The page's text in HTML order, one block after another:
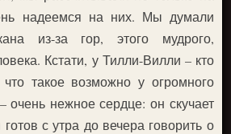
надеемся на них. Мы думали
из-за гор, этого мудрого,
Кстати, у Тилли-Вилли – кто
такое возможно у огромного
очень нежное сердце: он скучает
с утра до вечера говорить о